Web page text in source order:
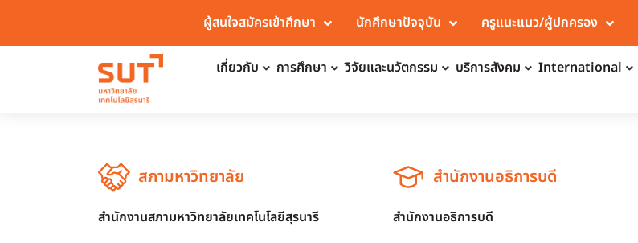
ผู้สนใจสมัครเข้าศึกษา นักศึกษาปัจจุบัน ครูแนะแนว/ผู้ปกครอง
เกี่ยวกับ การศึกษา วิจัยและนวัตกรรม บริการสังคม International
สภามหาวิทยาลัย
สำนักงานสภามหาวิทยาลัยเทคโนโลยีสุรนารี
สำนักงานอธิการบดี
สำนักงานอธิการบดี